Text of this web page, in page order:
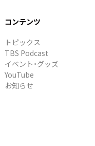
コンテンツ
トピックス
TBS Podcast
イベント・グッズ
YouTube
お知らせ